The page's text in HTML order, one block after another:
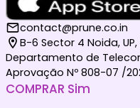
contact@prune.co.in
B-6 Sector 4 Noida, UP,
Departamento de
Aprovação Nº 808-07 /
COMPRAR Sim